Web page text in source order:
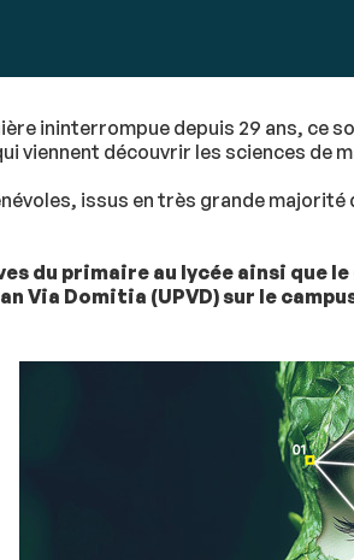
ininterrompue depuis 29 ans, ce
viennent découvrir les sciences de
issus en très grande
du primaire au lycée ainsi que
Via Domitia (UPVD) sur le